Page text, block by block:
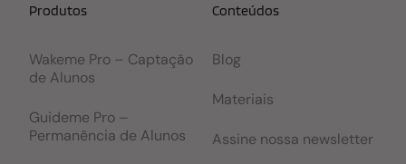
Produtos
Wakeme Pro – Captação
de Alunos
Guideme Pro –
Permanência de Alunos
Conteúdos
Blog
Materiais
Assine nossa newsletter